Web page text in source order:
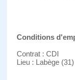
Conditions
Contrat : CDI
Lieu : Labège (31)